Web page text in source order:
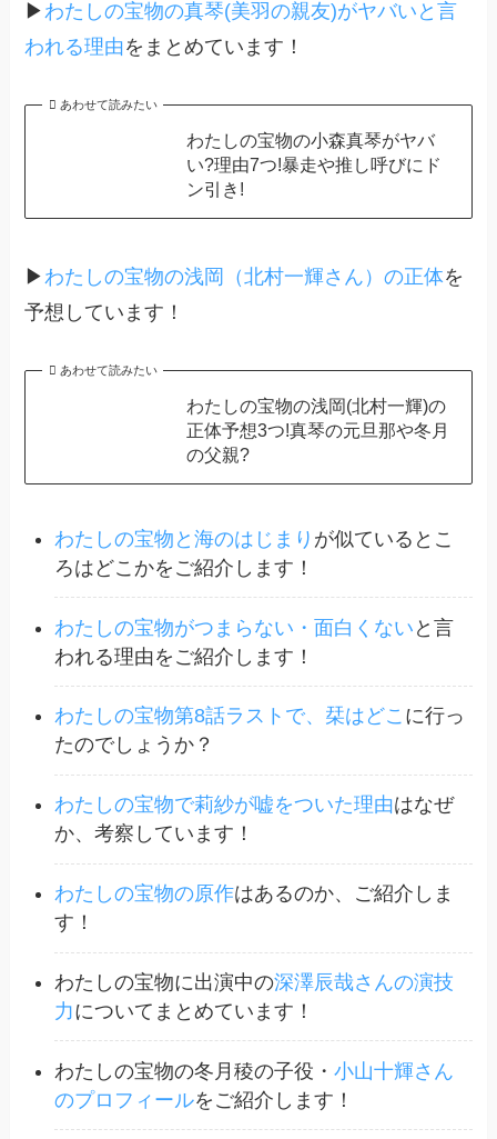
▶わたしの宝物の真琴(美羽の親友)がヤバいと言
われる理由をまとめています！
あわせて読みたい
わたしの宝物の小森真琴がヤバ
い?理由7つ!暴走や推し呼びにド
ン引き!
▶ わたしの宝物の浅岡（北村一輝さん）の正体を
予想しています！
あわせて読みたい
わたしの宝物の浅岡(北村一輝)の
正体予想3つ!真琴の元旦那や冬月
の父親?
わたしの宝物と海のはじまり が似ているとこ
ろはどこかをご紹介します！
わたしの宝物がつまらない・面白くない と言
われる理由をご紹介します！
わたしの宝物第8話ラストで、栞はどこ に行っ
たのでしょうか？
わたしの宝物で莉紗が嘘をついた理由はなぜ
か、考察しています！
わたしの宝物の原作はあるのか、ご紹介しま
す！
わたしの宝物に出演中の深澤辰哉さんの演技
力についてまとめています！
わたしの宝物の冬月稜の子役・小山十輝さん
のプロフィールをご紹介します！